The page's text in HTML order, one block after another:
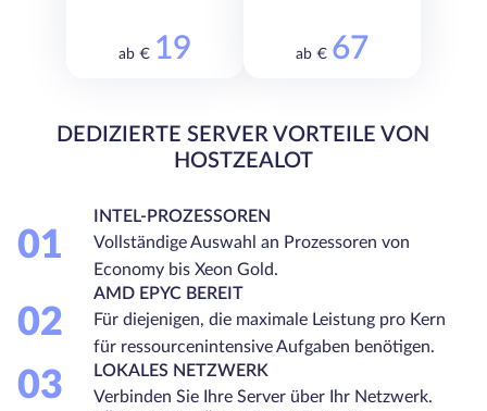
ab € 19 ab € 67
DEDIZIERTE SERVER VORTEILE VON
HOSTZEALOT
01
INTEL-PROZESSOREN
Vollständige Auswahl an Prozessoren von
Economy bis Xeon Gold.
02
AMD EPYC BEREIT
Für diejenigen, die maximale Leistung pro Kern
für ressourcenintensive Aufgaben benötigen.
03
LOKALES NETZWERK
Verbinden Sie Ihre Server über Ihr Netzwerk.